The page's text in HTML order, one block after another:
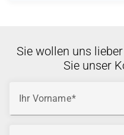
Sie wollen uns
Sie unser
Ihr Vorname